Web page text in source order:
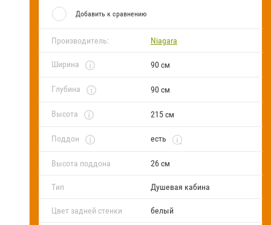
Добавить к сравнению
Производитель: Niagara
Ширина 90 см
Глубина 90 см
Высота 215 см
Поддон есть
Высота поддона 26 см
Тип Душевая кабина
Цвет задней стенки белый